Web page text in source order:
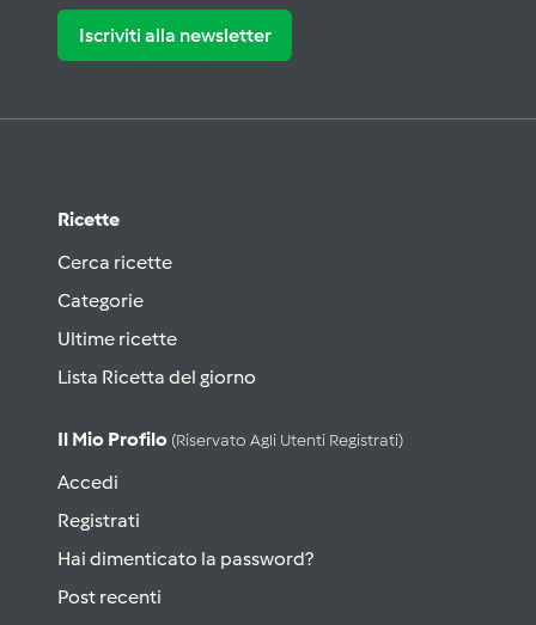
Iscriviti alla newsletter
Ricette
Cerca ricette
Categorie
Ultime ricette
Lista Ricetta del giorno
Il Mio Profilo (riservato Agli Utenti Registrati)
Accedi
Registrati
Hai dimenticato la password?
Post recenti